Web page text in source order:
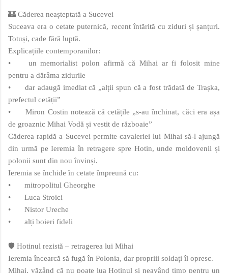
🏰 Căderea neașteptată a Sucevei
Suceava era o cetate puternică, recent întărită cu ziduri și șanțuri.
Totuși, cade fără luptă.
Explicațiile contemporanilor:
•
un memorialist polon afirmă că Mihai ar fi folosit mine
pentru a dărâma zidurile
•
dar adaugă imediat că „alții spun că a fost trădată de Trașka,
prefectul cetății”
•
Miron Costin notează că cetățile „s-au închinat, căci era așa
de groaznic Mihai Vodă și vestit de războaie”
Căderea rapidă a Sucevei permite cavaleriei lui Mihai să-l ajungă
din urmă pe Ieremia în retragere spre Hotin, unde moldovenii și
polonii sunt din nou învinși.
Ieremia se închide în cetate împreună cu:
•
mitropolitul Gheorghe
•
Luca Stroici
•
Nistor Ureche
•
alți boieri fideli
🛡️ Hotinul rezistă – retragerea lui Mihai
Ieremia încearcă să fugă în Polonia, dar propriii soldați îl opresc.
Mihai, văzând că nu poate lua Hotinul și neavând timp pentru un